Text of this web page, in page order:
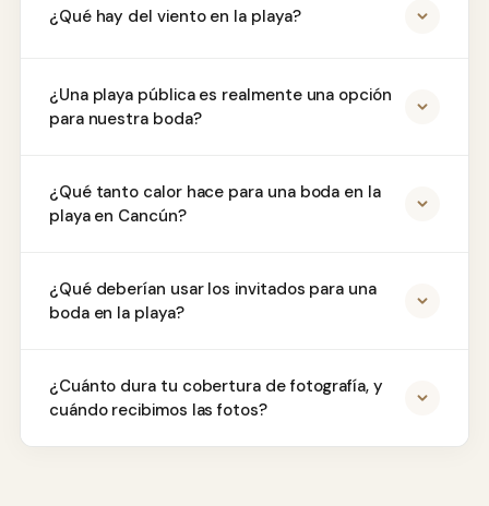
¿Qué hay del viento en la playa?
¿Una playa pública es realmente una opción
para nuestra boda?
¿Qué tanto calor hace para una boda en la
playa en Cancún?
¿Qué deberían usar los invitados para una
boda en la playa?
¿Cuánto dura tu cobertura de fotografía, y
cuándo recibimos las fotos?